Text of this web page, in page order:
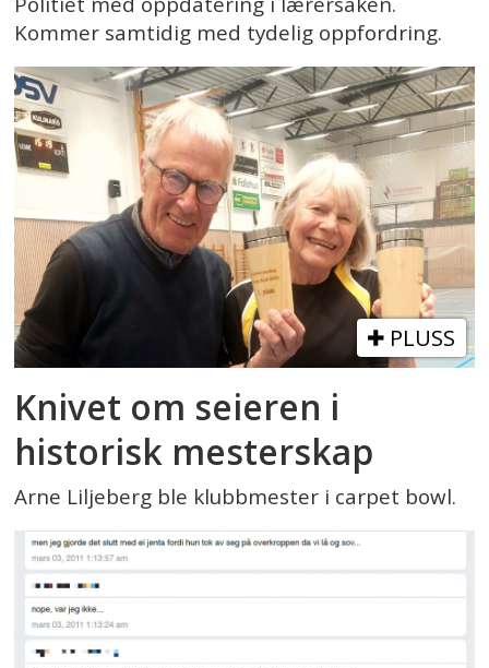
Kommer samtidig med tydelig oppfordring.
PLUSS
Knivet om seieren i
historisk mesterskap
Arne Liljeberg ble klubbmester i carpet bowl.